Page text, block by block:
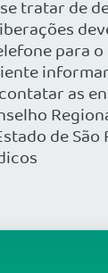
tratar de
para
as
de